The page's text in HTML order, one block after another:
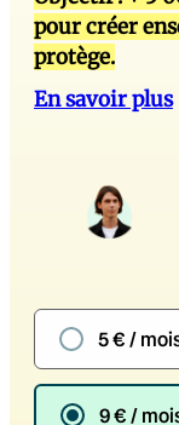
pour créer
protège.
En savoir plus
5 € /
9 € /